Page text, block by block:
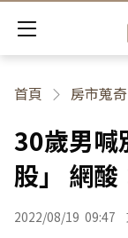
首頁 房市蒐奇
30歲男喊
股」 網酸
2022/08/19 09:47